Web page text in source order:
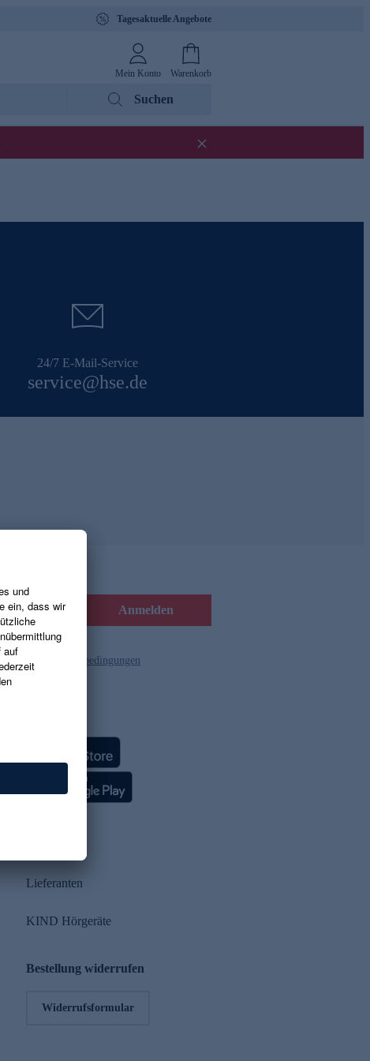
Tagesaktuelle Angebote
Mein Konto Warenkorb
Suchen
24/7 E-Mail-Service
service@hse.de
Anmelden
und die Gutscheinbedingungen
Lieferanten
KIND Hörgeräte
Bestellung widerrufen
Widerrufsformular